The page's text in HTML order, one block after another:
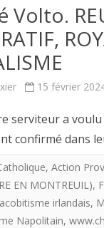
Volto.
15 février
a voulu
confirmé dans
, Action
EN MONTREUIL),
irlandais,
Napolitain,